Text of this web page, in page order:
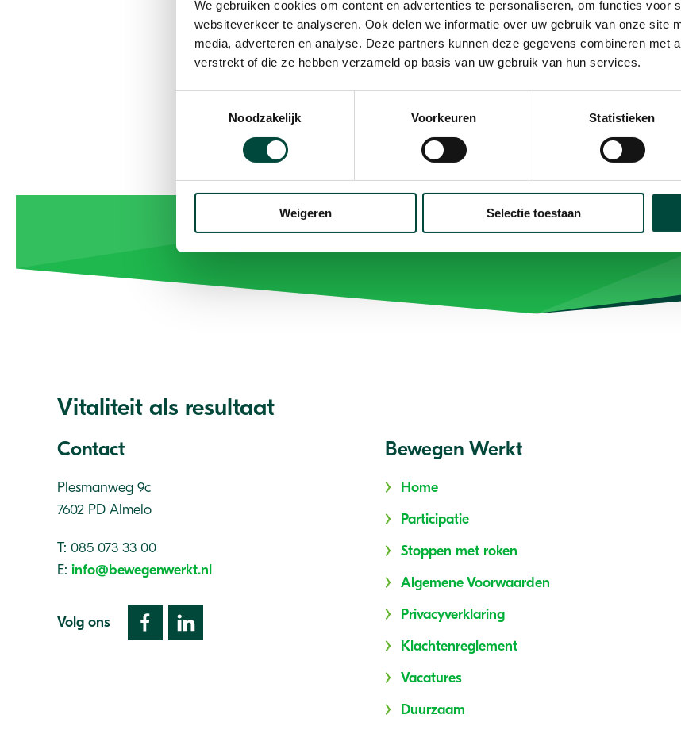
We gebruiken cookies om content en advertenties te personaliseren, om functies voor
websiteverkeer te analyseren. Ook delen we informatie over uw gebruik van onze site
media, adverteren en analyse. Deze partners kunnen deze gegevens combineren met
verstrekt of die ze hebben verzameld op basis van uw gebruik van hun services.
Noodzakelijk
Voorkeuren Statistieken
Weigeren Selectie toestaan
waardevolle input gehoord en weet nu nog beter wat er speelt. Deze
door de medewerkers en biedt mooie kansen om verder op
Regiomanager Angelique Bakker
Vitaliteit als resultaat
Contact
Plesmanweg 9c
7602 PD Almelo
T: 085 073 33 00
E: info@bewegenwerkt.nl
Volg ons
Bewegen Werkt
Home
Participatie
Stoppen met roken
Algemene Voorwaarden
Privacyverklaring
Klachtenreglement
Vacatures
Duurzaam